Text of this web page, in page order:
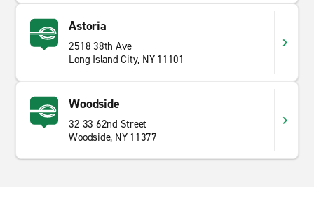
Astoria
2518 38th Ave
Long Island City, NY 11101
Woodside
32 33 62nd Street
Woodside, NY 11377